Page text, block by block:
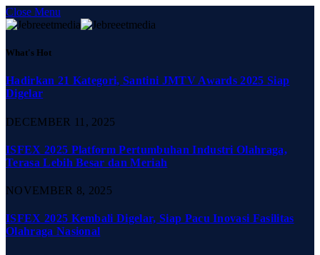
Close Menu
What's Hot
Hadirkan 21 Kategori, Santini JMTV Awards 2025 Siap
Digelar
DECEMBER 11, 2025
ISFEX 2025 Platform Pertumbuhan Industri Olahraga,
Terasa Lebih Besar dan Meriah
NOVEMBER 8, 2025
ISFEX 2025 Kembali Digelar, Siap Pacu Inovasi Fasilitas
Olahraga Nasional